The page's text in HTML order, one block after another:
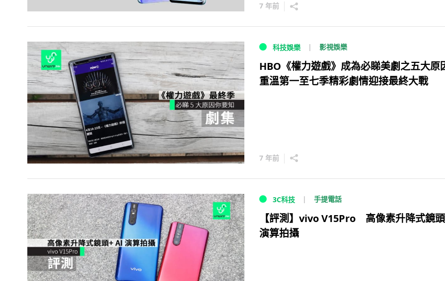
7 年前
科技娛樂 影視娛樂
HBO《權力遊戲》成為必睇美劇之五大
重溫第一至七季精彩劇情迎接最終大戰
7 年前
3C科技 手提電話
【評測】vivo V15Pro 高像素升降式鏡
演算拍攝